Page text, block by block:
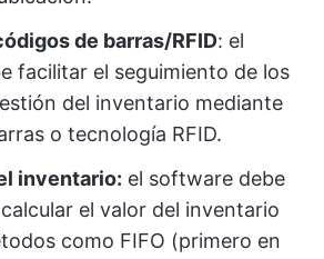
de barras/RFID: el
facilitar el seguimiento de los
del inventario mediante
o tecnología RFID.
inventario: el software debe
el valor del inventario
como FIFO (primero en